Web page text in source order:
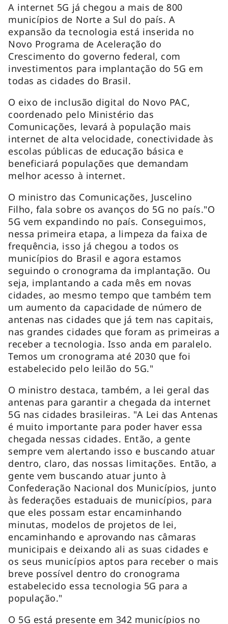
A internet 5G já chegou a mais de 800
municípios de Norte a Sul do país. A
expansão da tecnologia está inserida no
Novo Programa de Aceleração do
Crescimento do governo federal, com
investimentos para implantação do 5G em
todas as cidades do Brasil.
O eixo de inclusão digital do Novo PAC,
coordenado pelo Ministério das
Comunicações, levará à população mais
internet de alta velocidade, conectividade às
escolas públicas de educação básica e
beneficiará populações que demandam
melhor acesso à internet.
O ministro das Comunicações, Juscelino
Filho, fala sobre os avanços do 5G no país."O
5G vem expandindo no país. Conseguimos,
nessa primeira etapa, a limpeza da faixa de
frequência, isso já chegou a todos os
municípios do Brasil e agora estamos
seguindo o cronograma da implantação. Ou
seja, implantando a cada mês em novas
cidades, ao mesmo tempo que também tem
um aumento da capacidade de número de
antenas nas cidades que já tem nas capitais,
nas grandes cidades que foram as primeiras a
receber a tecnologia. Isso anda em paralelo.
Temos um cronograma até 2030 que foi
estabelecido pelo leilão do 5G."
O ministro destaca, também, a lei geral das
antenas para garantir a chegada da internet
5G nas cidades brasileiras. "A Lei das Antenas
é muito importante para poder haver essa
chegada nessas cidades. Então, a gente
sempre vem alertando isso e buscando atuar
dentro, claro, das nossas limitações. Então, a
gente vem buscando atuar junto à
Confederação Nacional dos Municípios, junto
às federações estaduais de municípios, para
que eles possam estar encaminhando
minutas, modelos de projetos de lei,
encaminhando e aprovando nas câmaras
municipais e deixando ali as suas cidades e
os seus municípios aptos para receber o mais
breve possível dentro do cronograma
estabelecido essa tecnologia 5G para a
população."
O 5G está presente em 342 municípios no